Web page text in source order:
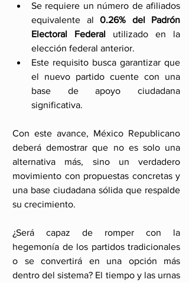
Se requiere un número de afiliados
equivalente al 0.26% del Padrón
Electoral Federal utilizado en la
elección federal anterior.
Este requisito busca garantizar que
el nuevo partido cuente con una
base de apoyo ciudadana
significativa.
Con este avance, México Republicano
deberá demostrar que no es solo una
alternativa más, sino un verdadero
movimiento con propuestas concretas y
una base ciudadana sólida que respalde
su crecimiento.
¿Será capaz de romper con la
hegemonía de los partidos tradicionales
o se convertirá en una opción más
dentro del sistema? El tiempo y las urnas